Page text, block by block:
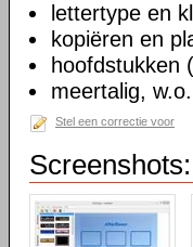
lettertype en
kopiëren en
hoofdstukken
meertalig,
Stel een correctie voor
Screenshots: